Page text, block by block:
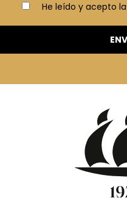
He leído y acepto la